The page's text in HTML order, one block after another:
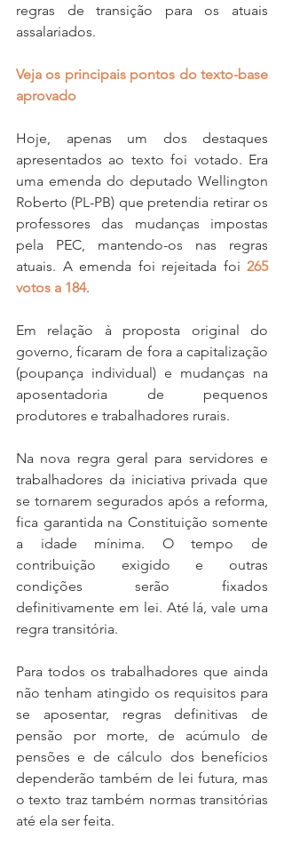
regras de transição para os atuais
assalariados.
Veja os principais pontos do texto-base
aprovado
Hoje, apenas um dos destaques
apresentados ao texto foi votado. Era
uma emenda do deputado Wellington
Roberto (PL-PB) que pretendia retirar os
professores das mudanças impostas
pela PEC, mantendo-os nas regras
atuais. A emenda foi rejeitada foi 265
votos a 184.
Em relação à proposta original do
governo, ficaram de fora a capitalização
(poupança individual) e mudanças na
aposentadoria de pequenos
produtores e trabalhadores rurais.
Na nova regra geral para servidores e
trabalhadores da iniciativa privada que
se tornarem segurados após a reforma,
fica garantida na Constituição somente
a idade mínima. O tempo de
contribuição exigido e outras
condições serão fixados
definitivamente em lei. Até lá, vale uma
regra transitória.
Para todos os trabalhadores que ainda
não tenham atingido os requisitos para
se aposentar, regras definitivas de
pensão por morte, de acúmulo de
pensões e de cálculo dos benefícios
dependerão também de lei futura, mas
o texto traz também normas transitórias
até ela ser feita.